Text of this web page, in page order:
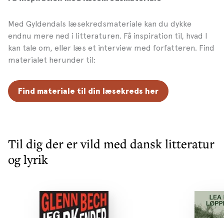
Med Gyldendals læsekredsmateriale kan du dykke
endnu mere ned i litteraturen. Få inspiration til, hvad I
kan tale om, eller læs et interview med forfatteren. Find
materialet herunder til:
Find materiale til din læsekreds her
Til dig der er vild med dansk litteratur
og lyrik